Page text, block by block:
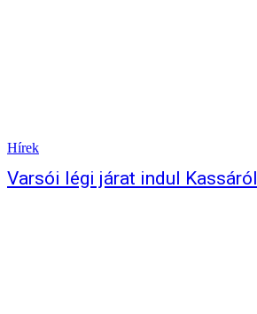
Hírek
Varsói légi járat indul Kassáról